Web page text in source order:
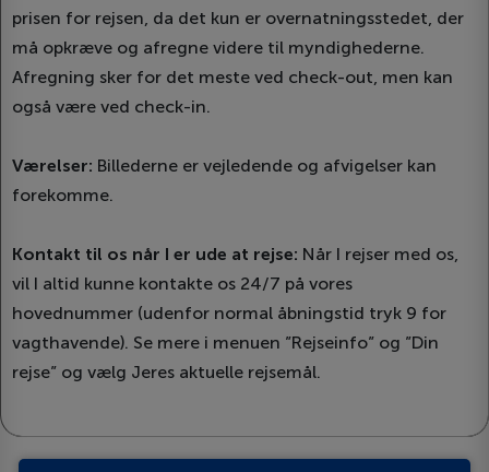
prisen for rejsen, da det kun er overnatningsstedet, der
må opkræve og afregne videre til myndighederne.
Afregning sker for det meste ved check-out, men kan
også være ved check-in.
Værelser: Billederne er vejledende og afvigelser kan
forekomme.
Kontakt til os når I er ude at rejse: Når I rejser med os,
vil I altid kunne kontakte os 24/7 på vores
hovednummer (udenfor normal åbningstid tryk 9 for
vagthavende). Se mere i menuen ”Rejseinfo” og ”Din
rejse” og vælg Jeres aktuelle rejsemål.